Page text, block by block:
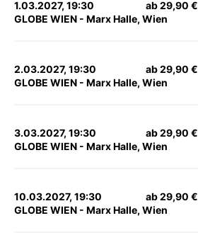
1.03.2027, 19:30
GLOBE WIEN - Marx Halle, Wien
ab 29,90 €
2.03.2027, 19:30
GLOBE WIEN - Marx Halle, Wien
ab 29,90 €
3.03.2027, 19:30
GLOBE WIEN - Marx Halle, Wien
ab 29,90 €
10.03.2027, 19:30
GLOBE WIEN - Marx Halle, Wien
ab 29,90 €